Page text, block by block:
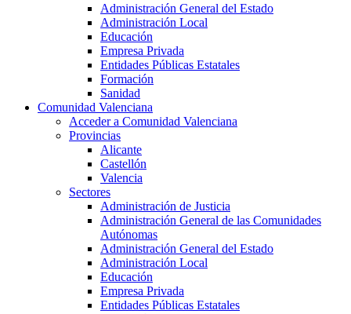
Administración General del Estado
Administración Local
Educación
Empresa Privada
Entidades Públicas Estatales
Formación
Sanidad
Comunidad Valenciana
Acceder a Comunidad Valenciana
Provincias
Alicante
Castellón
Valencia
Sectores
Administración de Justicia
Administración General de las Comunidades
Autónomas
Administración General del Estado
Administración Local
Educación
Empresa Privada
Entidades Públicas Estatales